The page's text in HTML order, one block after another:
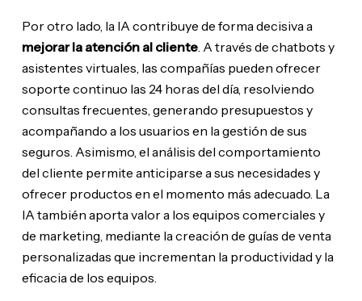
Por otro lado, la IA contribuye de forma decisiva a
mejorar la atención al cliente. A través de chatbots y
asistentes virtuales, las compañías pueden ofrecer
soporte continuo las 24 horas del día, resolviendo
consultas frecuentes, generando presupuestos y
acompañando a los usuarios en la gestión de sus
seguros. Asimismo, el análisis del comportamiento
del cliente permite anticiparse a sus necesidades y
ofrecer productos en el momento más adecuado. La
IA también aporta valor a los equipos comerciales y
de marketing, mediante la creación de guías de venta
personalizadas que incrementan la productividad y la
eficacia de los equipos.